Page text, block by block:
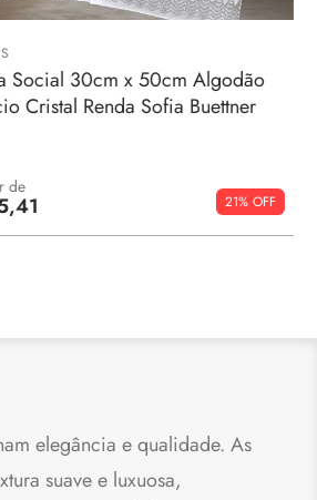
Social 30cm x 50cm Algodão
Cristal Renda Sofia Buettner
de
,41 21%
elegância e qualidade. As
suave e luxuosa,